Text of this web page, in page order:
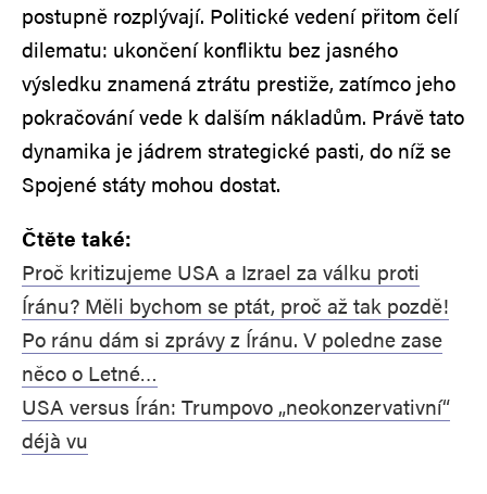
postupně rozplývají. Politické vedení přitom čelí
dilematu: ukončení konfliktu bez jasného
výsledku znamená ztrátu prestiže, zatímco jeho
pokračování vede k dalším nákladům. Právě tato
dynamika je jádrem strategické pasti, do níž se
Spojené státy mohou dostat.
Čtěte také:
Proč kritizujeme USA a Izrael za válku proti
Íránu? Měli bychom se ptát, proč až tak pozdě!
Po ránu dám si zprávy z Íránu. V poledne zase
něco o Letné…
USA versus Írán: Trumpovo „neokonzervativní“
déjà vu